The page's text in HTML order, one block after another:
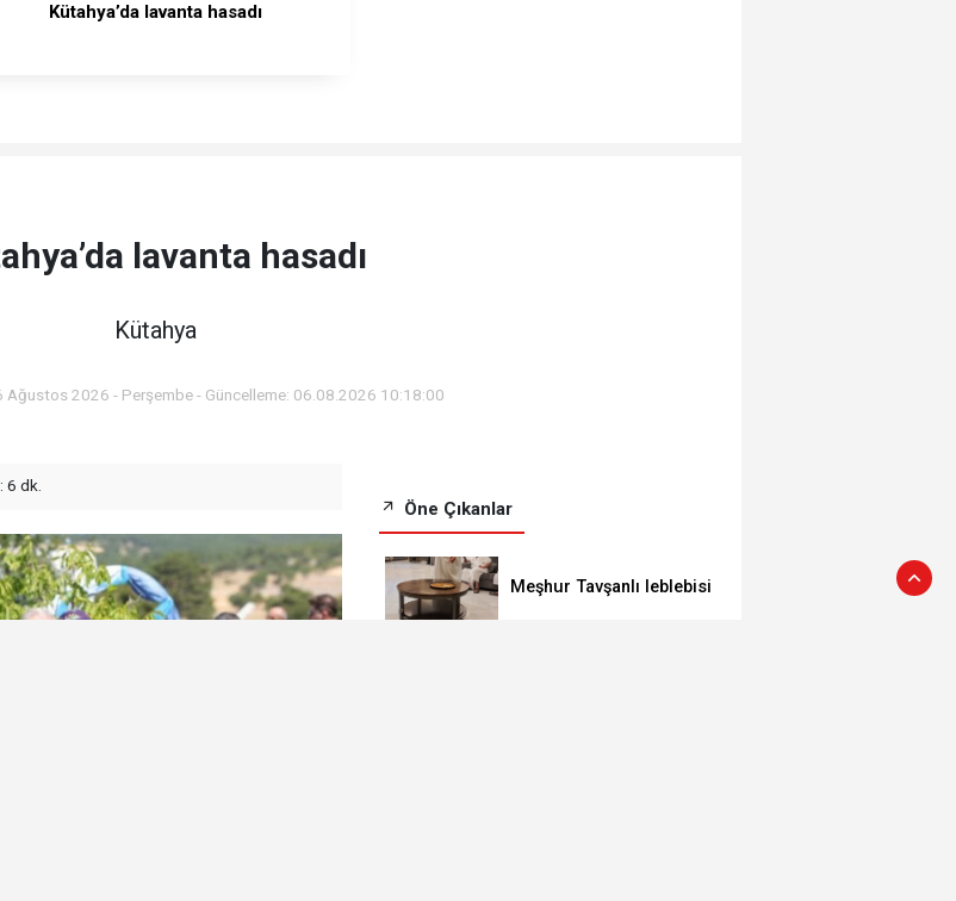
Kütahya’da lavanta hasadı
lavanta hasadı
Kütahya
Ağustos 2026 - Perşembe - Güncelleme: 06.08.2026 10:18:00
6 dk.
Öne Çıkanlar
Meşhur Tavşanlı leblebisi